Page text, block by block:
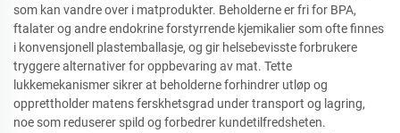
som kan vandre over i matprodukter. Beholderne er fri for BPA,
ftalater og andre endokrine forstyrrende kjemikalier som ofte finnes
i konvensjonell plastemballasje, og gir helsebevisste forbrukere
tryggere alternativer for oppbevaring av mat. Tette
lukkemekanismer sikrer at beholderne forhindrer utløp og
opprettholder matens ferskhetsgrad under transport og lagring,
noe som reduserer spild og forbedrer kundetilfredsheten.